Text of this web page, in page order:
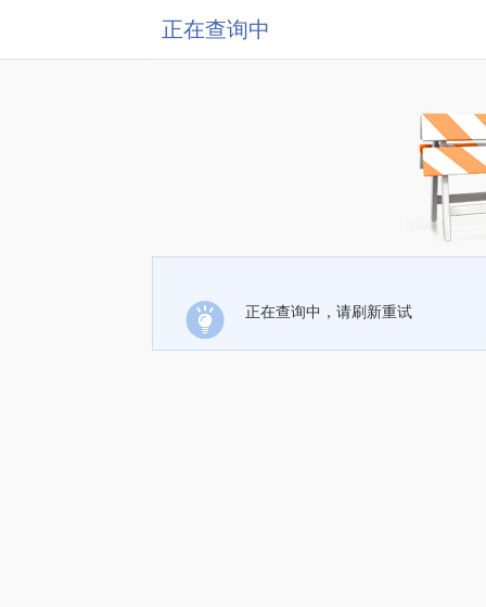
正在查询中
正在查询中，请刷新重试